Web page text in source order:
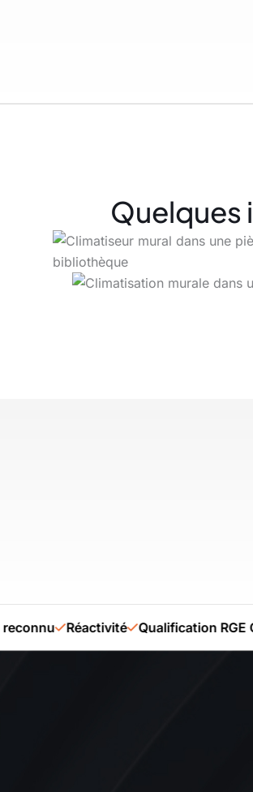
Quelques
Réactivité Qualification RGE